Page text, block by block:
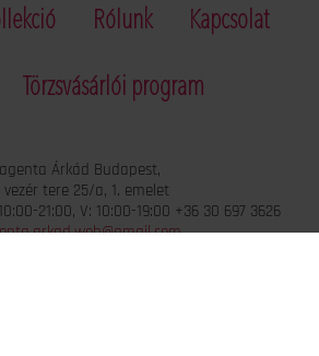
Rólunk Kapcsolat
Törzsvásárlói program
Árkád Budapest,
vezér tere 25/a, 1. emelet
21:00, V: 10:00-19:00 +36 30 697 3626